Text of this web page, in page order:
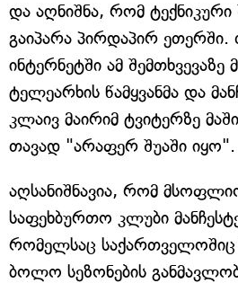
და აღნიშნა, რომ
გაიპარა პირდაპირ ეთერში.
ინტერნეტში ამ შემთხვევაზე
ტელეარხის წამყვანმა და
კლაივ მაირიმ ტვიტერზე
თავად "არაფერ შუაში იყო".
აღსანიშნავია, რომ
საფეხბურთო კლუბი
რომელსაც საქართველოშიც
ბოლო სეზონების